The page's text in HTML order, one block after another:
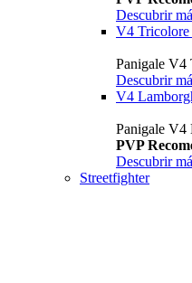
Descubrir
V4 Tricolore
Panigale V4
Descubrir
V4
Panigale V4
PVP
Descubrir
Streetfighter